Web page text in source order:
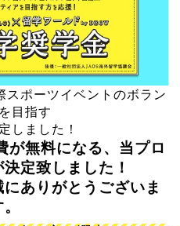
ポーツイベントのボラン
目指す
しました！
が無料になる、当プロ
定致しました！
ありがとうございま